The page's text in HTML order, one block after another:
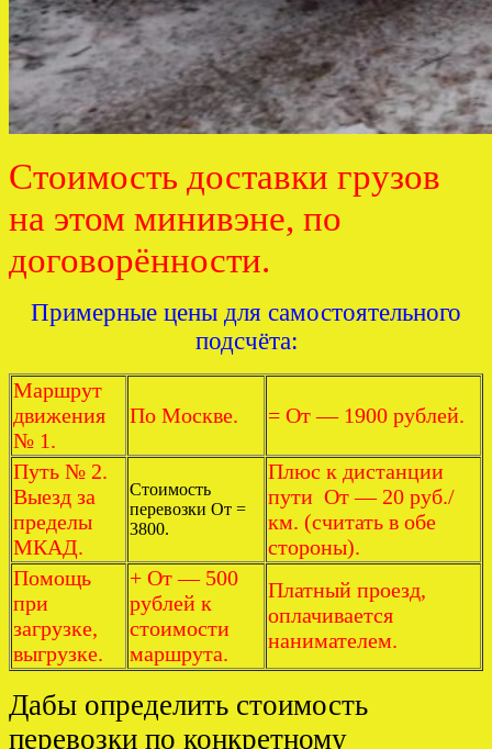
Стоимость доставки грузов
на этом минивэне, по
договорённости.
Примерные цены для самостоятельного
подсчёта:
Маршрут
движения
№ 1.
По Москве. = От — 1900 рублей.
Путь № 2.
Выезд за
пределы
МКАД.
Стоимость
перевозки От =
3800.
Плюс к дистанции
пути От — 20 руб./
км. (считать в обе
стороны).
Помощь
при
загрузке,
выгрузке.
+ От — 500
рублей к
стоимости
маршрута.
Платный проезд,
оплачивается
нанимателем.
Дабы определить стоимость
перевозки по конкретному